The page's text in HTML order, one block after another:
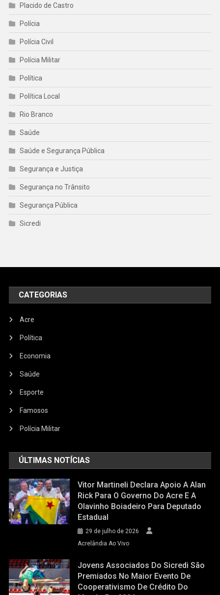
Placido de Castro
Polícia
Polícia Civil
Polícia Militar
Política
Política Local
Rio Branco
Saúde
Saúde e Segurança Pública
Segurança e Justiça
Segurança no Trânsito
Segurança Pública
Sicredi
CATEGORIAS
Acre
Política
Economia
Saúde
Esporte
Famosos
Polícia Militar
ÚLTIMAS NOTÍCIAS
Vitor Martineli Declara Apoio A Alan
Rick Para O Governo Do Acre E A
Olavinho Boiadeiro Para Deputado
Estadual
29 de julho de 2026
Acrelândia Ao Vivo
Jovens Associados Do Sicredi São
Premiados No Maior Evento De
Cooperativismo De Crédito Do